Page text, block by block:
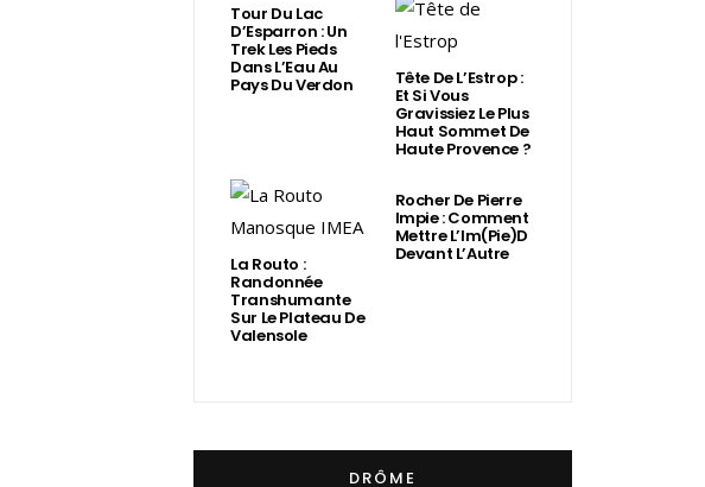
Tour Du Lac
D’Esparron : Un
Trek Les Pieds
Dans L’Eau Au
Pays Du Verdon Tête De L’Estrop :
Et Si Vous
Gravissiez Le Plus
Haut Sommet De
Haute Provence ?
La Routo :
Randonnée
Transhumante
Sur Le Plateau De
Valensole
Rocher De Pierre
Impie : Comment
Mettre L’Im(Pie)d
Devant L’Autre
DRÔME